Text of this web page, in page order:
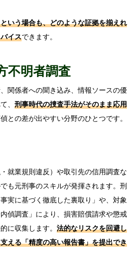
いう場合も、どのような証拠を揃えれ
イスできます。
不明者調査
関係者への聞き込み、情報ソースの優
、 刑事時代の捜査手法がそのまま応用
との差が出やすい分野のひとつです。
就業規則違反）や取引先の信用調査な
も元刑事のスキルが発揮されます。刑
実に基づく徹底した裏取り」や、対象
偵調査」により、損害賠償請求や懲戒
に収集します。 法的なリスクを回避し
える「精度の高い報告書」を提出でき